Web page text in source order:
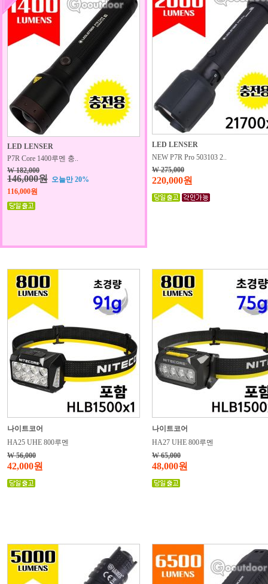
LED LENSER
P7R Core 1400루멘 충..
W 182,000
146,000원 오늘만 20%
116,000원
LED LENSER
NEW P7R Pro 503103 2..
W 275,000
220,000원
나이트코어
HA25 UHE 800루멘
W 56,000
42,000원
나이트코어
HA27 UHE 800루멘
W 65,000
48,000원